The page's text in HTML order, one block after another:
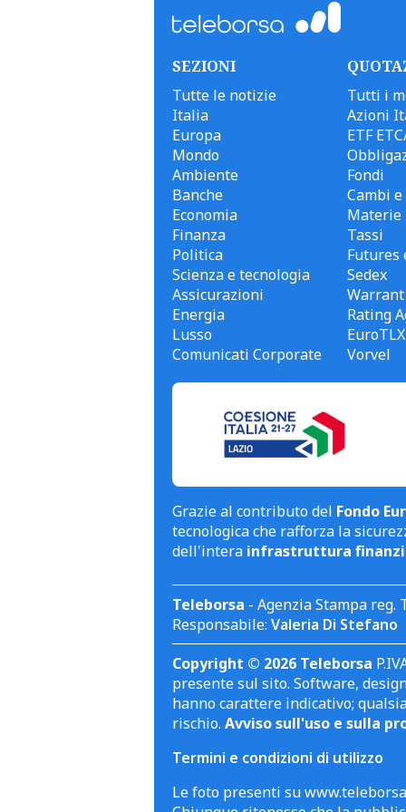
SEZIONI
Tutte le notizie
Italia
Europa
Mondo
Ambiente
Banche
Economia
Finanza
Politica
Scienza e tecnologia
Assicurazioni
Energia
Lusso
Comunicati Corporate
Tutti i
Azioni
ETF
Fondi
Cambi
Materie
Tassi
Futures
Sedex
Warrant
Rating
EuroTLX
Vorvel
Grazie al contributo del Fondo
tecnologica che rafforza la
dell'intera infrastruttura
Teleborsa - Agenzia Stampa
Responsabile: Valeria Di Stefano
Copyright © 2026 Teleborsa
presente sul sito. Software,
hanno carattere indicativo;
rischio. Avviso sull'uso e sulla
Termini e condizioni di utilizzo
Le foto presenti su